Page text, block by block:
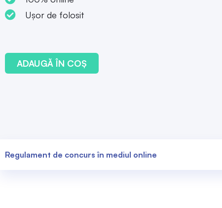
Ușor de folosit
ADAUGĂ ÎN COȘ
Regulament de concurs în mediul online